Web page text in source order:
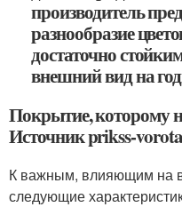
производитель
разнообразие
достаточно
внешний вид на
Покрытие, которому
Источник prikss-
К важным, влияющим на
следующие